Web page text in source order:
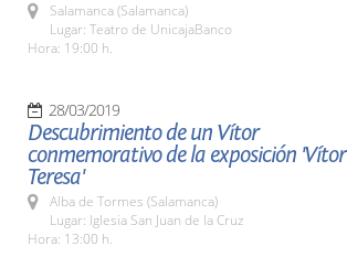
Salamanca (Salamanca)
Lugar: Teatro de UnicajaBanco
Hora: 19:00 h.
28/03/2019
Descubrimiento de un Vítor
conmemorativo de la exposición 'Vítor
Teresa'
Alba de Tormes (Salamanca)
Lugar: Iglesia San Juan de la Cruz
Hora: 13:00 h.